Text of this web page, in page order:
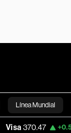
Línea Mundial
Bloomberg
+0.52%